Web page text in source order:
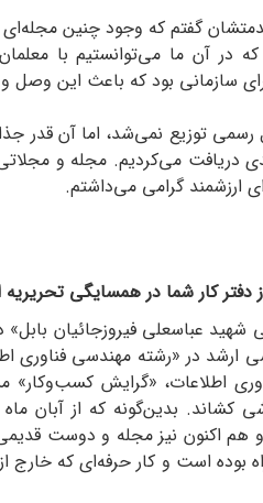
گفتم که وجود چنین
که در آن ما می‌توانستیم با
سازمانی بود که باعث این وصل
رسمی توزیع نمی‌شد،‌ اما آن قدر
دریافت می‌کردیم. مجله و
ارزشمند گرامی می‌داشتم.
کار شما در همسایگی تحریریه
عباسعلی فیروزجائیان
ارشد در «رشته مهندسی فناوری
از سال ۱۴۰۲ در دوره دکترای مدیریت فناوری
و هم اکنون نیز مجله و دوست
است و کار حرفه‌ای که خارج